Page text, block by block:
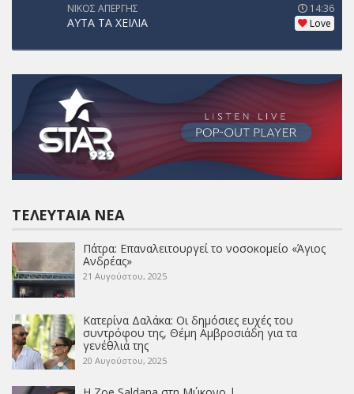
ΝΙΚΟΣ ΑΠΕΡΓΗΣ
ΑΥΤΑ ΤΑ ΧΕΙΛΙΑ
14:36
Love
ΤΕΛΕΥΤΑΊΑ ΝΈΑ
Πάτρα: Επαναλειτουργεί το νοσοκομείο «Άγιος
Ανδρέας»
21 Αυγούστου, 2025
Κατερίνα Δαλάκα: Οι δημόσιες ευχές του
συντρόφου της, Θέμη Αμβροσιάδη για τα
γενέθλιά της
20 Αυγούστου, 2025